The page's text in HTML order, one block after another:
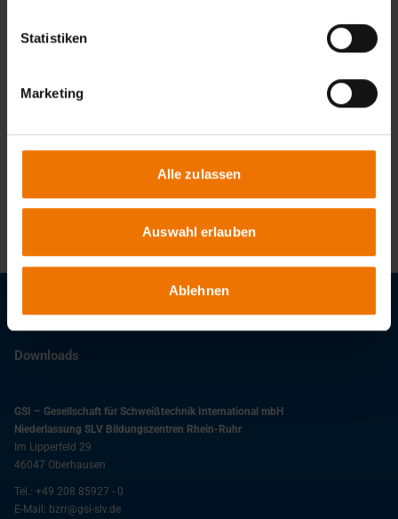
Statistiken
Marketing
Alle zulassen
Auswahl erlauben
Ablehnen
Stellenangebote
Downloads
GSI – Gesellschaft für Schweißtechnik International mbH
Niederlassung SLV Bildungszentren Rhein-Ruhr
Im Lipperfeld 29
46047 Oberhausen
Tel.: +49 208 85927 - 0
E-Mail: bzrr@gsi-slv.de